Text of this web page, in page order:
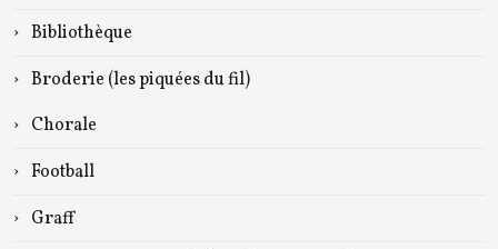
Bibliothèque
Broderie (les piquées du fil)
Chorale
Football
Graff